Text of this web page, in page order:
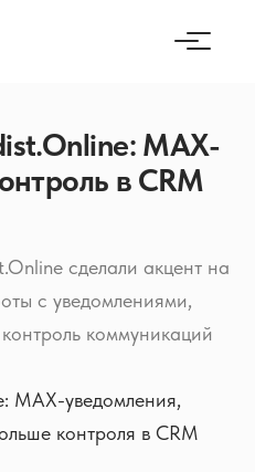
MAX-
в CRM
сделали акцент на
с уведомлениями,
коммуникаций
MAX-уведомления,
контроля в CRM